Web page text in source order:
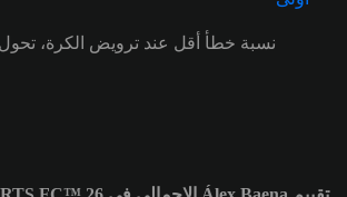
نسبة خطأ أقل عند ترويض الكرة،